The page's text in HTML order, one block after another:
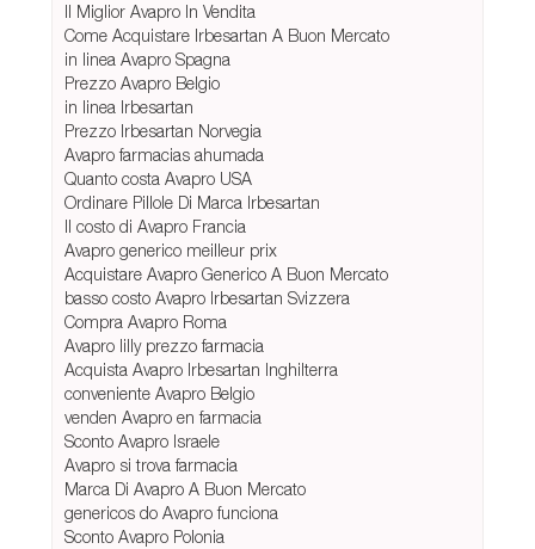
Il Miglior Avapro In Vendita
Come Acquistare Irbesartan A Buon Mercato
in linea Avapro Spagna
Prezzo Avapro Belgio
in linea Irbesartan
Prezzo Irbesartan Norvegia
Avapro farmacias ahumada
Quanto costa Avapro USA
Ordinare Pillole Di Marca Irbesartan
Il costo di Avapro Francia
Avapro generico meilleur prix
Acquistare Avapro Generico A Buon Mercato
basso costo Avapro Irbesartan Svizzera
Compra Avapro Roma
Avapro lilly prezzo farmacia
Acquista Avapro Irbesartan Inghilterra
conveniente Avapro Belgio
venden Avapro en farmacia
Sconto Avapro Israele
Avapro si trova farmacia
Marca Di Avapro A Buon Mercato
genericos do Avapro funciona
Sconto Avapro Polonia